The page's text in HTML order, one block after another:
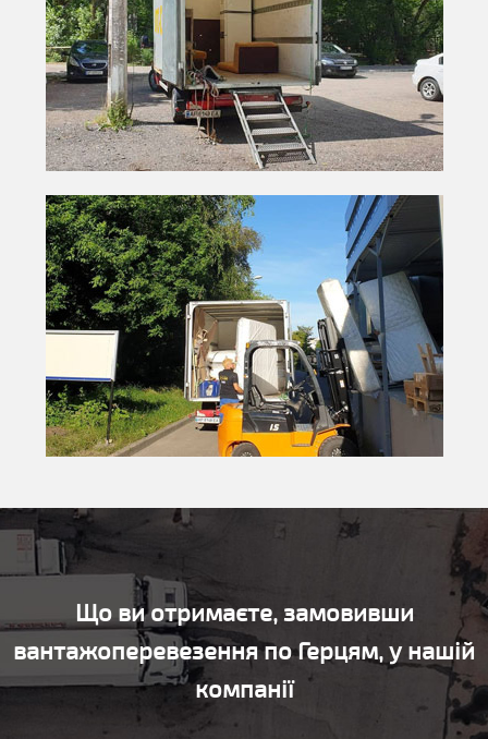
Що ви отримаєте, замовивши
вантажоперевезення по Герцям, у нашій
компанії